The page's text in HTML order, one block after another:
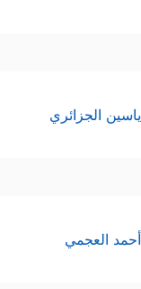
ياسين الجزائري
أحمد العجمي